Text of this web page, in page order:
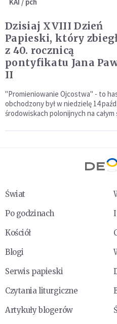
Dzisiaj XVIII Dzień
Papieski, który
z 40. rocznicą
pontyfikatu Jana
II
"Promieniowanie Ojcostwa" - to
obchodzony był w niedzielę 14
środowiskach polonijnych na całym
Świat
Po godzinach
Kościół
Blogi
Serwis papieski
Czytania liturgiczne
Artykuły blogerów